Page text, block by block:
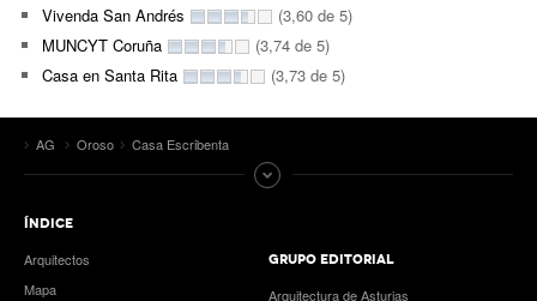
Vivenda San Andrés
(3,60 de 5)
MUNCYT Coruña
(3,74 de 5)
Casa en Santa Rita
(3,73 de 5)
AG Oroso Casa Escribenta
ÍNDICE
Arquitectos
Mapa
GRUPO EDITORIAL
Arquitectura de Asturias